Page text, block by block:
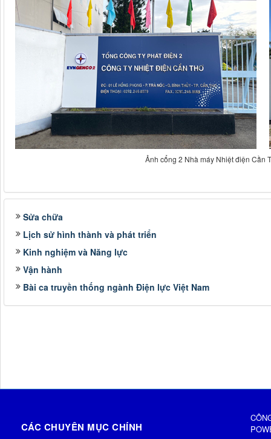
Ảnh cổng 2 Nhà máy Nhiệt điện Cần
Sửa chữa
Lịch sử hình thành và phát triển
Kinh nghiệm và Năng lực
Vận hành
Bài ca truyền thống ngành Điện lực Việt Nam
CÁC CHUYÊN MỤC CHÍNH